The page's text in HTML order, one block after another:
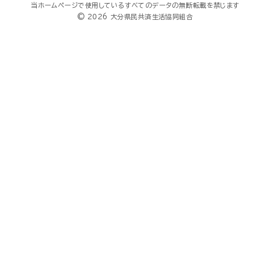
当ホームページで使用しているすべてのデータの無断転載を禁じます
© 2026 大分県民共済生活協同組合